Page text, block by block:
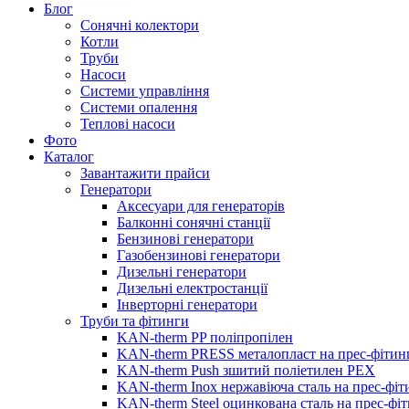
Блог
Сонячні колектори
Котли
Труби
Насоси
Системи управління
Системи опалення
Теплові насоси
Фото
Каталог
Завантажити прайси
Генератори
Аксесуари для генераторів
Балконні сонячні станції
Бензинові генератори
Газобензинові генератори
Дизельні генератори
Дизельні електростанції
Інверторні генератори
Труби та фітинги
KAN-therm PP поліпропілен
KAN-therm PRESS металопласт на прес-
KAN-therm Push зшитий поліетилен PEX
KAN-therm Inox нержавіюча сталь на прес-
KAN-therm Steel оцинкована сталь на прес-